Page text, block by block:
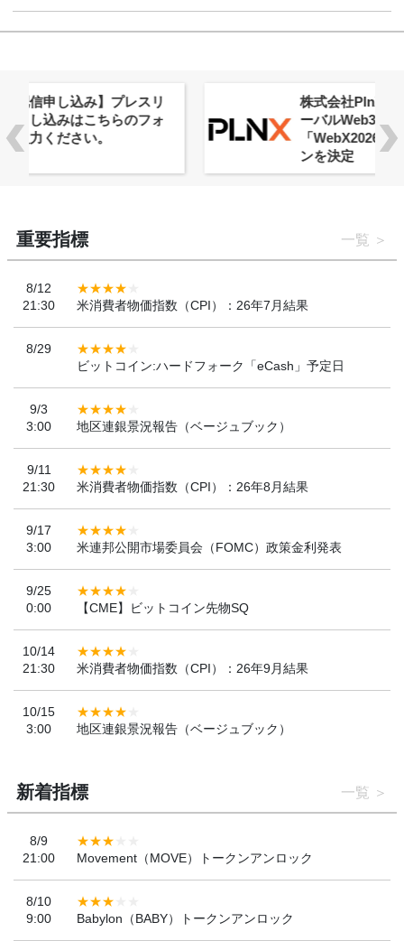
株式会社PlnX、アジア最大級のグロ
ーバルWeb3カンファレンス
「WebX2026」とのコラボレーショ
重要指標 一覧
8/12
21:30
米消費者物価指数（CPI）：26年7月結果
8/29
ビットコイン:ハードフォーク「eCash」予定日
9/3
3:00
地区連銀景況報告（ベージュブック）
9/11
21:30
米消費者物価指数（CPI）：26年8月結果
9/17
3:00
米連邦公開市場委員会（FOMC）政策金利発表
9/25
0:00
【CME】ビットコイン先物SQ
10/14
21:30
米消費者物価指数（CPI）：26年9月結果
10/15
3:00
地区連銀景況報告（ベージュブック）
新着指標 一覧
8/9
21:00
Movement（MOVE）トークンアンロック
8/10
9:00
Babylon（BABY）トークンアンロック